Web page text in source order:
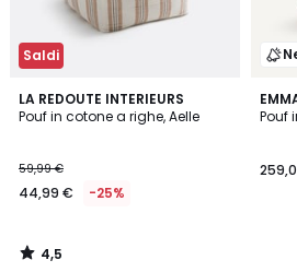
Saldi
LA REDOUTE INTERIEURS
Pouf in cotone a righe, Aelle
59,99 €
44,99 € -25%
4,5
/ 5
4,5
/
Pouf